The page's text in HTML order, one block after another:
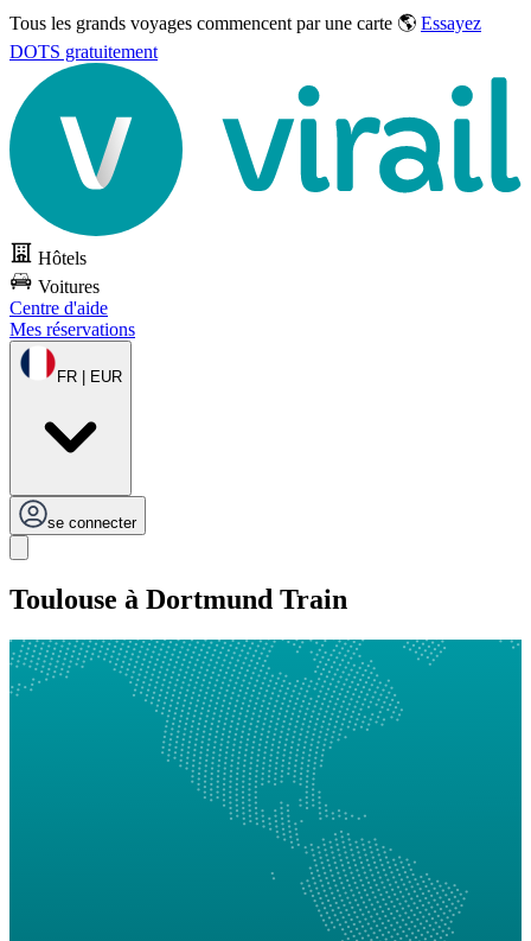
Tous les grands voyages commencent par une carte 🌎 Essayez
DOTS gratuitement
Hôtels
Voitures
Centre d'aide
Mes réservations
FR | EUR
se connecter
Toulouse à Dortmund Train